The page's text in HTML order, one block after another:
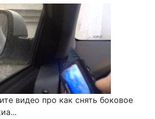
видео про как снять боковое